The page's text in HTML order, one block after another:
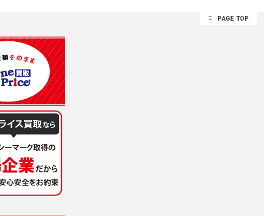
、お客様からのお申し出により利用を停
得ることが困難であるとき。
して協力する必要がある場合であって、
し、委託する場合は委託した個人データ
サービス等が利用できない場合があり
のとします。
、第三者の使用などによる損害の責任
きを行なうものとします。
用する過程において、弊社が知り得た情